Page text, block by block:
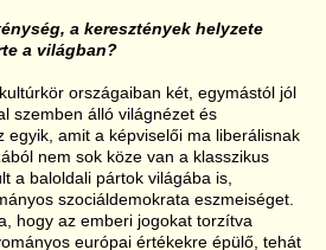
a keresztények helyzete
a világban?
országaiban két, egymástól jól
szemben álló világnézet és
egyik, amit a képviselői ma liberálisnak
nem sok köze van a klasszikus
a baloldali pártok világába is,
szociáldemokrata eszmeiséget.
hogy az emberi jogokat torzítva
európai értékekre épülő, tehát